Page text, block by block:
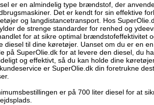
er en almindelig type brændstof, der
Det er kendt for sin effektive
og langdistancetransport. Hos
de strenge standarder for renhed og
for at sikre optimal brændstofeffektivitet
diesel til dine køretøjer. Uanset om du er en
på SuperOlie.dk for at levere den diesel, du
og effektivt, så du kan holde dine
er SuperOlie.dk din foretrukne
er på 700 liter diesel for at